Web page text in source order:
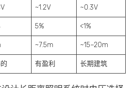
~1.2V ~0.3V
5% <1%
~7.5m ~15–20m
有盈利 长期建筑